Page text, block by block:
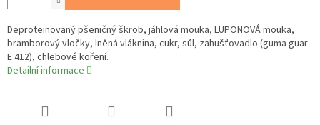
Deproteinovaný pšeničný škrob, jáhlová mouka, LUPONOVÁ mouka,
bramborový vločky, lněná vláknina, cukr, sůl, zahušťovadlo (guma guar
E 412), chlebové koření.
Detailní informace